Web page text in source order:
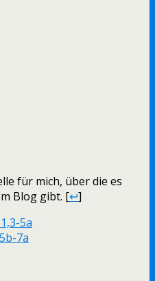
für mich, über die es
Blog gibt. [↩]
5a
7a